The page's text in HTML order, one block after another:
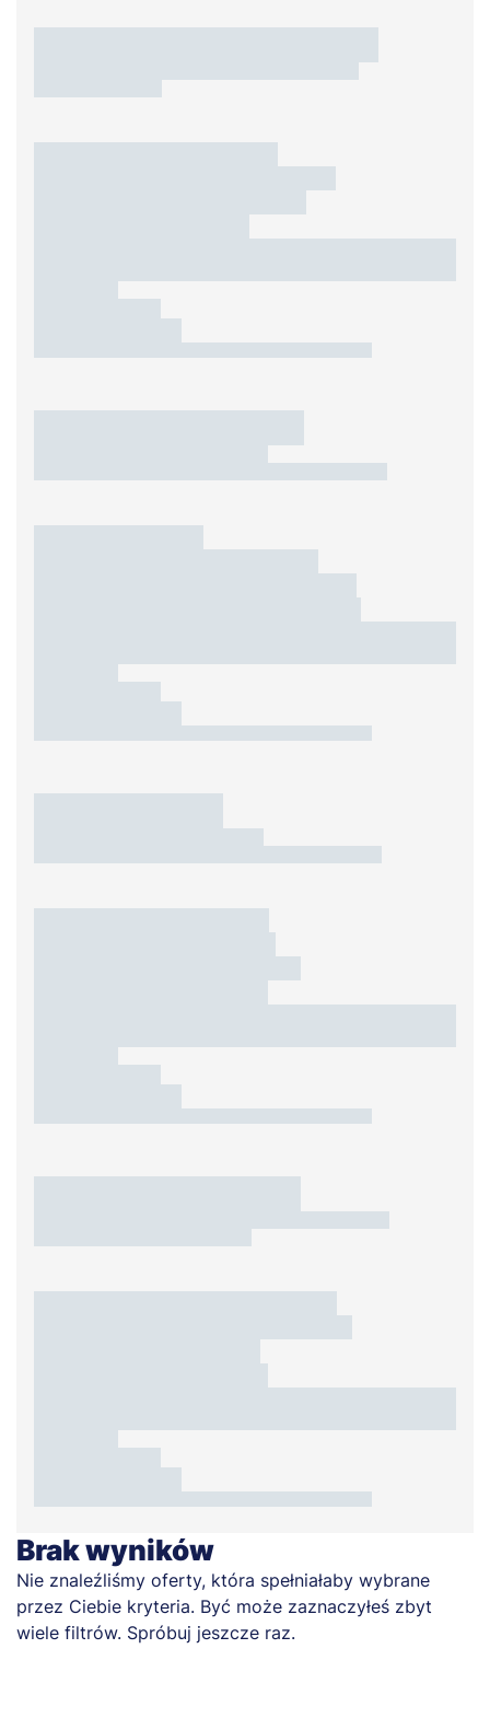
Brak wyników
Nie znaleźliśmy oferty, która spełniałaby wybrane
przez Ciebie kryteria. Być może zaznaczyłeś zbyt
wiele filtrów. Spróbuj jeszcze raz.